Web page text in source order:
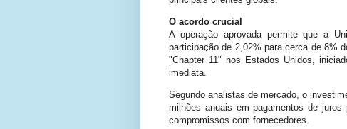
O acordo crucial
A operação aprovada permite que a
participação de 2,02% para cerca de 8%
"Chapter 11" nos Estados Unidos,
imediata.
Segundo analistas de mercado, o
milhões anuais em pagamentos de
compromissos com fornecedores.